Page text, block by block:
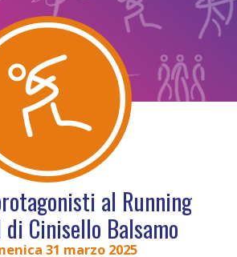
al Running
Cinisello Balsamo
31 marzo 2025